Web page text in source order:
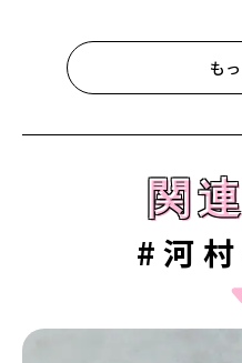
も
関
関
#河